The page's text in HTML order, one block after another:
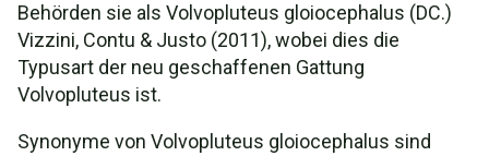
Behörden sie als Volvopluteus gloiocephalus (DC.)
Vizzini, Contu & Justo (2011), wobei dies die
Typusart der neu geschaffenen Gattung
Volvopluteus ist.
Synonyme von Volvopluteus gloiocephalus sind